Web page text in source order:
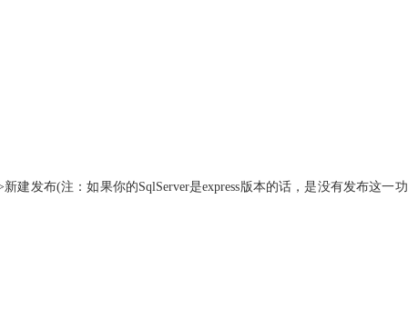
建发布(注：如果你的SqlServer是express版本的话，是没有发布这一